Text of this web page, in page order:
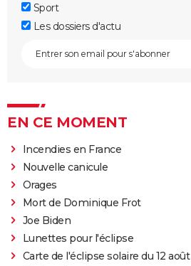
Sport
Les dossiers d'actu
EN CE MOMENT
Incendies en France
Nouvelle canicule
Orages
Mort de Dominique Frot
Joe Biden
Lunettes pour l'éclipse
Carte de l'éclipse solaire du 12 août